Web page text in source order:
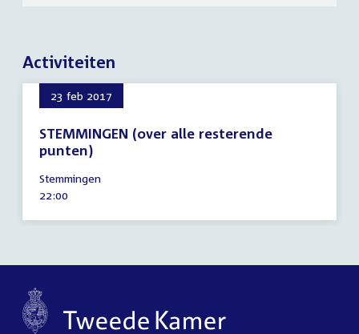
Activiteiten
23 feb 2017
STEMMINGEN (over alle resterende
punten)
februari
2017
Stemmingen
Tijd
22:00